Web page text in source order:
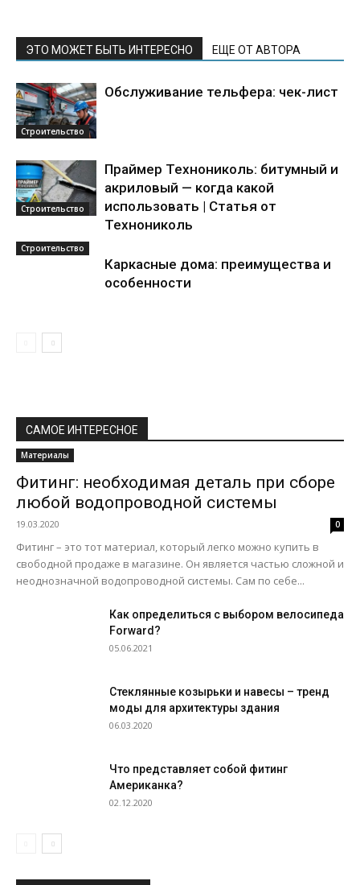
ЭТО МОЖЕТ БЫТЬ ИНТЕРЕСНО ЕЩЕ ОТ АВТОРА
Строительство
Обслуживание тельфера: чек-лист
Строительство
Праймер Технониколь: битумный и
акриловый — когда какой
использовать | Статья от
Технониколь
Строительство
Каркасные дома: преимущества и
особенности
САМОЕ ИНТЕРЕСНОЕ
Материалы
Фитинг: необходимая деталь при сборе
любой водопроводной системы
19.03.2020 0
Фитинг – это тот материал, который легко можно купить в
свободной продаже в магазине. Он является частью сложной и
неоднозначной водопроводной системы. Сам по себе...
Как определиться с выбором велосипеда
Forward?
05.06.2021
Стеклянные козырьки и навесы – тренд
моды для архитектуры здания
06.03.2020
Что представляет собой фитинг
Американка?
02.12.2020